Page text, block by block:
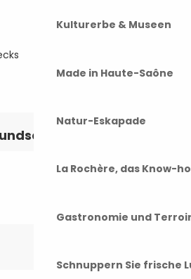
Kulturerbe & Museen
Made in Haute-Saône
Natur-Eskapade
La Rochère, das Know-
Gastronomie und
Schnuppern Sie frische